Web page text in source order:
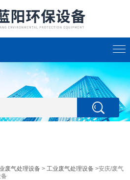
废气处理设备 >工业废气处理设备 >安庆/废气